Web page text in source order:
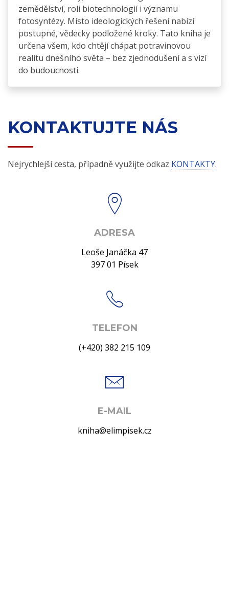
zemědělství, roli biotechnologií i významu
fotosyntézy. Místo ideologických řešení nabízí
postupné, vědecky podložené kroky. Tato kniha je
určena všem, kdo chtějí chápat potravinovou
realitu dnešního světa – bez zjednodušení a s vizí
do budoucnosti.
KONTAKTUJTE NÁS
Nejrychlejší cesta, případně využijte odkaz KONTAKTY.
ADRESA
Leoše Janáčka 47
397 01 Písek
TELEFON
(+420) 382 215 109
E-MAIL
kniha@elimpisek.cz